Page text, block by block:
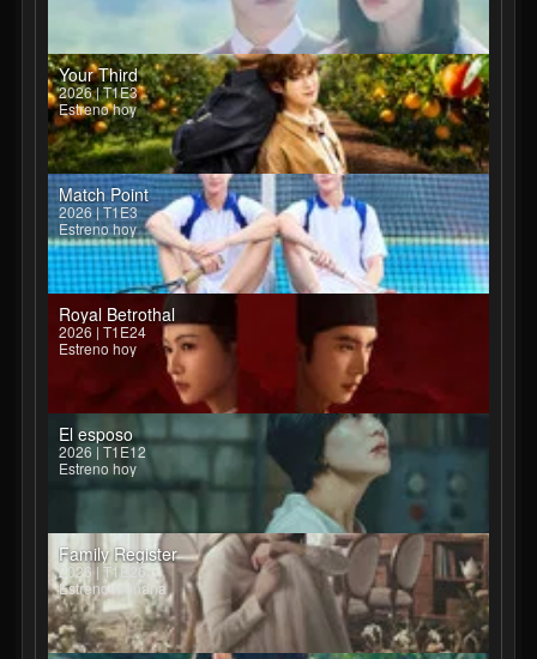
Your Third
2026 | T1E3
Estreno hoy
Match Point
2026 | T1E3
Estreno hoy
Royal Betrothal
2026 | T1E24
Estreno hoy
El esposo
2026 | T1E12
Estreno hoy
Family Register
2026 | T1E26
Estreno mañana